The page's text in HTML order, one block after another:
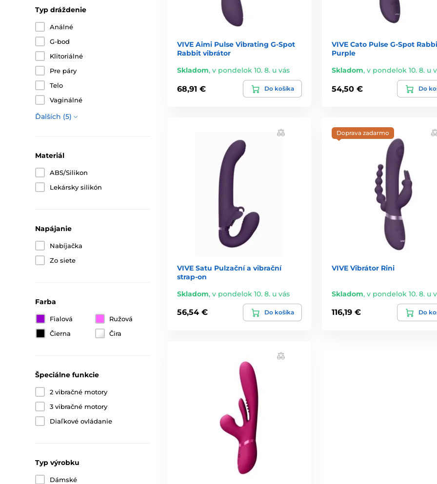
Typ dráždenie
Análné
G-bod
Klitoriálné
Pre páry
Telo
Vaginálné
Ďalších (5)
Materiál
ABS/Silikon
Lekársky silikón
Napájanie
Nabíjačka
Zo siete
Farba
Fialová
Ružová
Čierna
Čira
Špeciálne funkcie
2 vibračné motory
3 vibračné motory
Diaľkové ovládanie
Typ výrobku
Dámské
VIVE Aimi Pulse Vibrating G-Spot
Rabbit vibrátor
Skladom, v pondelok 10. 8. u vás
68,91 € Do košíka
VIVE Cato Pulse G-Spot
Purple
Skladom, v pondelok 10. 8. u
54,50 € Do
VIVE Satu Pulzační a vibrační
strap-on
Skladom, v pondelok 10. 8. u vás
56,54 € Do košíka
Doprava zadarmo
VIVE Vibrátor Rini
Skladom, v pondelok 10. 8. u
116,19 € Do